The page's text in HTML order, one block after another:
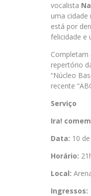
vocalista
uma
está por
felicidade e
Completam
repertório
“Núcleo
recente
Serviço
Ira!
Data: 10
Horário:
Local:
Ingressos: